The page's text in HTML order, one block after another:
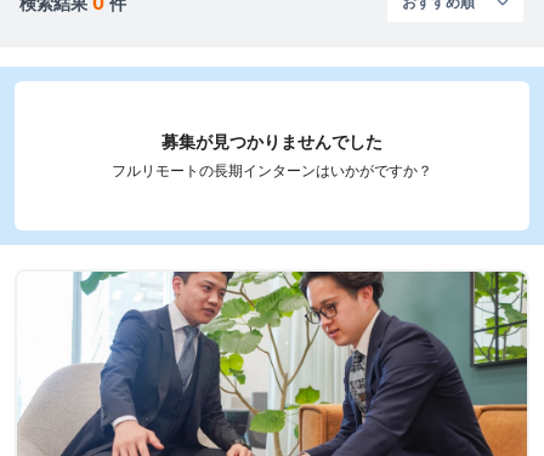
募集が見つかりませんでした
フルリモートの長期インターンはいかがですか？